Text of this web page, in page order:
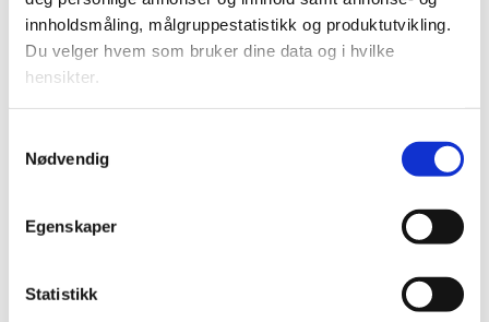
innholdsmåling, målgruppestatistikk og produktutvikling.
Du velger hvem som bruker dine data og i hvilke
hensikter.
Innhente informasjon om den geografiske
Identifisere enheten din ved å aktivt skanne den
Undermer info
kan du lese om hvordan dine personlige
Nødvendig
Egenskaper
Statistikk
Videre presenterer vi funn fra lærings- og
overførbarhetsaktivitetene, som er formulert som
aktørene er også lagt til i introduksjonen og i
For lærings- og overførbarhetsaktivitetene som ble
prosess-elementer: